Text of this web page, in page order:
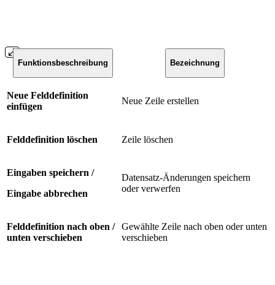
Funktionsbeschreibung Bezeichnung
Neue Felddefinition
einfügen
Neue Zeile erstellen
Felddefinition löschen Zeile löschen
Eingaben speichern /
Eingabe abbrechen
Datensatz-Änderungen speichern
oder verwerfen
Felddefinition nach oben /
unten verschieben
Gewählte Zeile nach oben oder unten
verschieben